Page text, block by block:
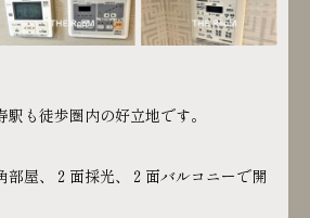
も徒歩圏内の好立地です。
部屋、２面採光、２面バルコニーで開